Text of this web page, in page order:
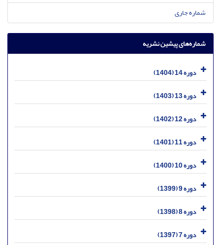
شماره جاری
شماره‌های پیشین نشریه
دوره 14 (1404)
دوره 13 (1403)
دوره 12 (1402)
دوره 11 (1401)
دوره 10 (1400)
دوره 9 (1399)
دوره 8 (1398)
دوره 7 (1397)